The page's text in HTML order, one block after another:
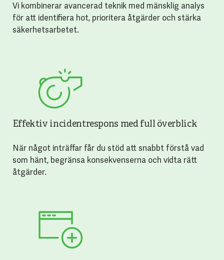
Vi kombinerar avancerad teknik med mänsklig analys
för att identifiera hot, prioritera åtgärder och stärka
säkerhetsarbetet.
Effektiv incidentrespons med full överblick
När något inträffar får du stöd att snabbt förstå vad
som hänt, begränsa konsekvenserna och vidta rätt
åtgärder.